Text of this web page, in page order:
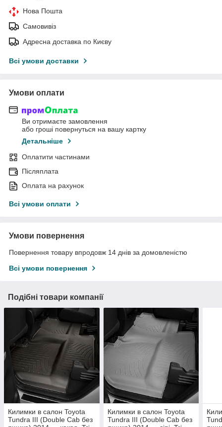
Нова Пошта
Самовивіз
Адресна доставка по Києву
Всі умови доставки
Умови оплати
Ви отримаєте замовлення
або гроші повернуться на вашу картку
Детальніше
Оплатити частинами
Післяплата
Оплата на рахунок
Всі умови оплати
Умови повернення
Повернення товару впродовж 14 днів за домовленістю
Всі умови повернення
Подібні товари компанії
Килимки в салон Toyota
Tundra III (Double Cab без
Килимки в салон Toyota
Tundra III (Double Cab без